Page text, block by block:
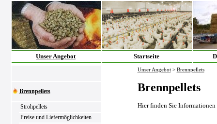
Unser Angebot Startseite
Brennpellets
Strohpellets
Preise und Liefermöglichkeiten
Unser Angebot > Brennpellets
Brennpellets
Hier finden Sie Informationen